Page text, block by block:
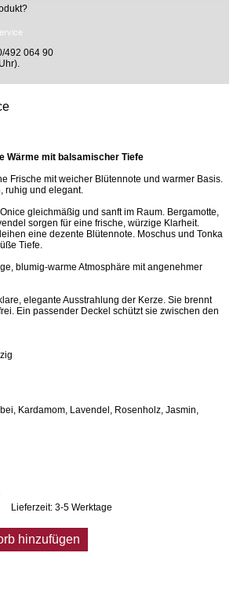
492 064 90
Wärme mit balsamischer Tiefe
Frische mit weicher Blütennote und warmer Basis.
ruhig und elegant.
gleichmäßig und sanft im Raum. Bergamotte,
sorgen für eine frische, würzige Klarheit.
eine dezente Blütennote. Moschus und Tonka
Tiefe.
blumig-warme Atmosphäre mit angenehmer
elegante Ausstrahlung der Kerze. Sie brennt
Ein passender Deckel schützt sie zwischen den
Kardamom, Lavendel, Rosenholz, Jasmin,
Lieferzeit: 3-5 Werktage
hinzufügen